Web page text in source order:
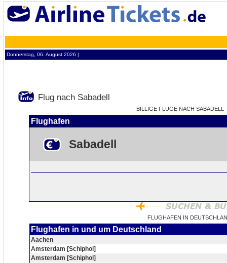
Donnerstag, 06. August 2026 ¦
Flug nach Sabadell
BILLIGE FLÜGE NACH SABADELL
Flughafen
Sabadell
FLUGHAFEN IN
Flughafen in und um Deutschland
Aachen
Amsterdam [Schiphol]
Amsterdam [Schiphol]